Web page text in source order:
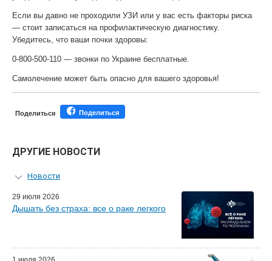
Если вы давно не проходили УЗИ или у вас есть факторы риска
— стоит записаться на профилактическую диагностику.
Убедитесь, что ваши почки здоровы:
0-800-500-110 — звонки по Украине бесплатные.
Самолечение может быть опасно для вашего здоровья!
Поделиться Поделиться
ДРУГИЕ НОВОСТИ
Новости
Персональный гид
Мастер-классы для врачей
Наши партнеры
29 июля 2026
Дышать без страха: все о раке легкого